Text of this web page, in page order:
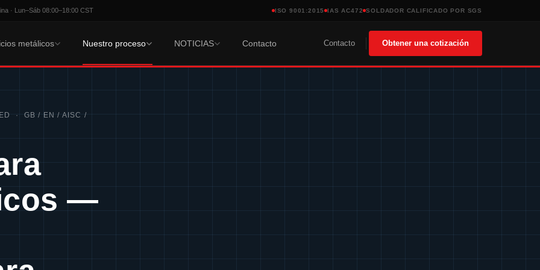
· Lun–Sáb 08:00–18:00 CST ISO 9001:2015 IAS AC472 SOLDADOR CALIFICADO POR SGS
metálicos Nuestro proceso NOTICIAS Contacto Contacto Obtener una cotización
· GB / EN / AISC /
—